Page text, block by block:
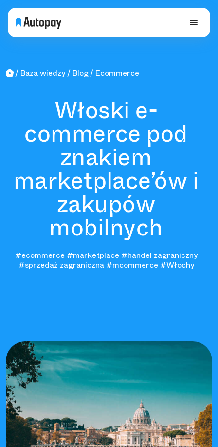
Baza wiedzy Blog Ecommerce
Włoski e-
commerce pod
znakiem
marketplace’ów i
zakupów
mobilnych
#ecommerce #marketplace #handel zagraniczny
#sprzedaż zagraniczna #mcommerce #Włochy